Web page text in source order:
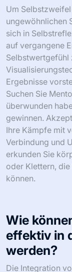
ausgelegt ist,
Ihnen die
wachsen, dass
benötigen
Welche
werden
Um
ungewöhnlichen
sich in
auf vergangene
Selbstwertgefühl
Ergebnisse
gewinnen.
Ihre Kämpfe mit
Verbindung und
erkunden Sie
oder Klettern, die